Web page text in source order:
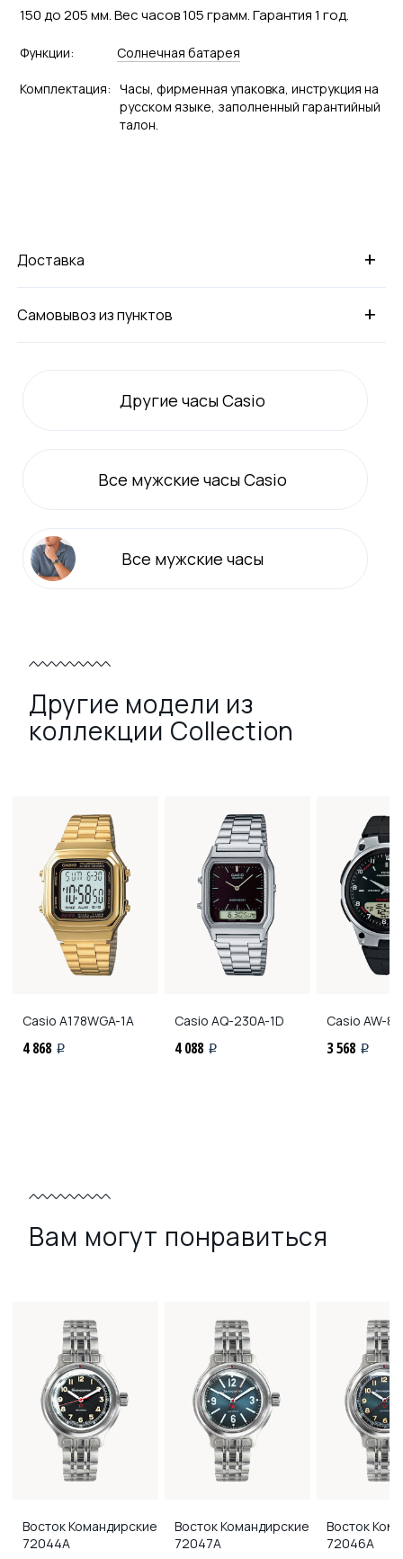
150 до 205 мм. Вес часов 105 грамм. Гарантия 1 год.
Функции: Солнечная батарея
Комплектация: Часы, фирменная упаковка, инструкция на
русском языке, заполненный гарантийный
талон.
+
Доставка
+
Самовывоз из пунктов
Другие часы Casio
Все мужские часы Casio
Все мужские часы
Другие модели из
коллекции Collection
Casio A178WGA-1A
4 868 i
Casio AQ-230A-1D
4 088 i
Casio AW-
3 568 i
Вам могут понравиться
Восток Командирские
72044А
Восток Командирские
72047А
Восток
72046А